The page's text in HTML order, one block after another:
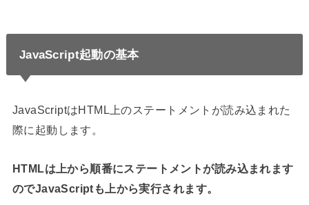
JavaScript起動の基本
JavaScriptはHTML上のステートメントが読み込まれた
際に起動します。
HTMLは上から順番にステートメントが読み込まれます
のでJavaScriptも上から実行されます。